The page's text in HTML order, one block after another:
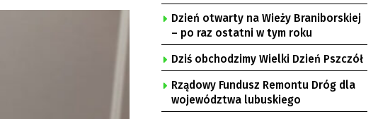
Krępie
Dzień otwarty na Wieży Braniborskiej
– po raz ostatni w tym roku
Dziś obchodzimy Wielki Dzień Pszczół
Rządowy Fundusz Remontu Dróg dla
województwa lubuskiego